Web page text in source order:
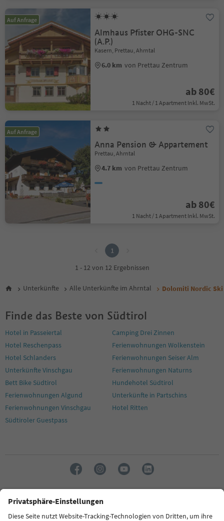
Auf Anfrage
Almhaus Pfister OHG-SNC
(A.P.)
Kasern, Prettau, Ahrntal
6.0 km von Prettau Zentrum
ab 80€
1 Nacht / 1 Apartment Inkl. MwSt.
Auf Anfrage
Anna Pension & Appartement
Prettau, Ahrntal
4.7 km von Prettau Zentrum
ab 80€
1 Nacht / 1 Apartment Inkl. MwSt.
1
1 - 12 von 12 Ergebnissen
Unterkünfte Alle Unterkünfte im Ahrntal Dolomiti Nordic
Finde das Beste von Südtirol
Hotel in Passeiertal
Camping Drei Zinnen
Hotel Reschenpass
Ferienwohnungen Wolkenstein
Hotel Schlanders
Ferienwohnungen Seiser Alm
Unterkünfte Vinschgau
Ferienwohnungen Naturns
Bett Bike Südtirol
Hundehotel Südtirol
Ferienwohnungen Algund
Unterkünfte in Partschins
Ferienwohnungen Vinschgau
Hotel Ritten
Südtiroler Guestpass
Sprache: Deutsch